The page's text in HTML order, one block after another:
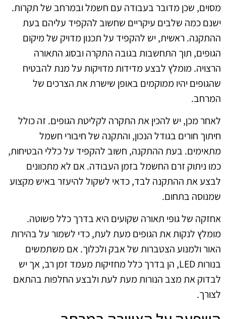
מסוים, שכן מדובר בעבודה עם חשמל ובמרחב של תקרות.
ישנם כמה שלבים עיקריים שחשוב להקפיד עליהם בעת
ההתקנה. ראשית, יש להקפיד על תכנון מדויק של מיקום
הגופים, תוך התחשבות בגובה התקרה ובסוג התאורה
הרצויה. מומלץ לבצע מדידות מדויקות על מנת להבטיח
שהגופים יהיו ממוקמים באופן שישרת את הצרכים של
המרחב.
לאחר מכן, יש להכין את התקרה לקליטת הגופים. זה כולל
חיתוך חורים בגודל הנכון, והתקנה של חיבורי חשמל
מתאימים. בעת ההתקנה, חשוב להקפיד על כללי הבטיחות,
כמו ניתוק זרם החשמל בזמן העבודה. אם לא מתכוונים
לבצע את ההתקנה לבד, כדאי לשקול להיעזר באיש מקצוע
שמנוסה בתחום.
אחזקה של גופי תאורה שקועים היא בדרך כלל פשוטה.
מומלץ לנקות את הגופים מעת לעת, כדי לשמור על בהירות
האור ולמנוע הצטברות של אבק ולכלוך. אם משתמשים
בנורות LED, הן בדרך כלל מחזיקות מעמד זמן רב, אך יש
לבדוק את מצב הנורות מעת לעת ולבצע החלפות בהתאם
לצורך.